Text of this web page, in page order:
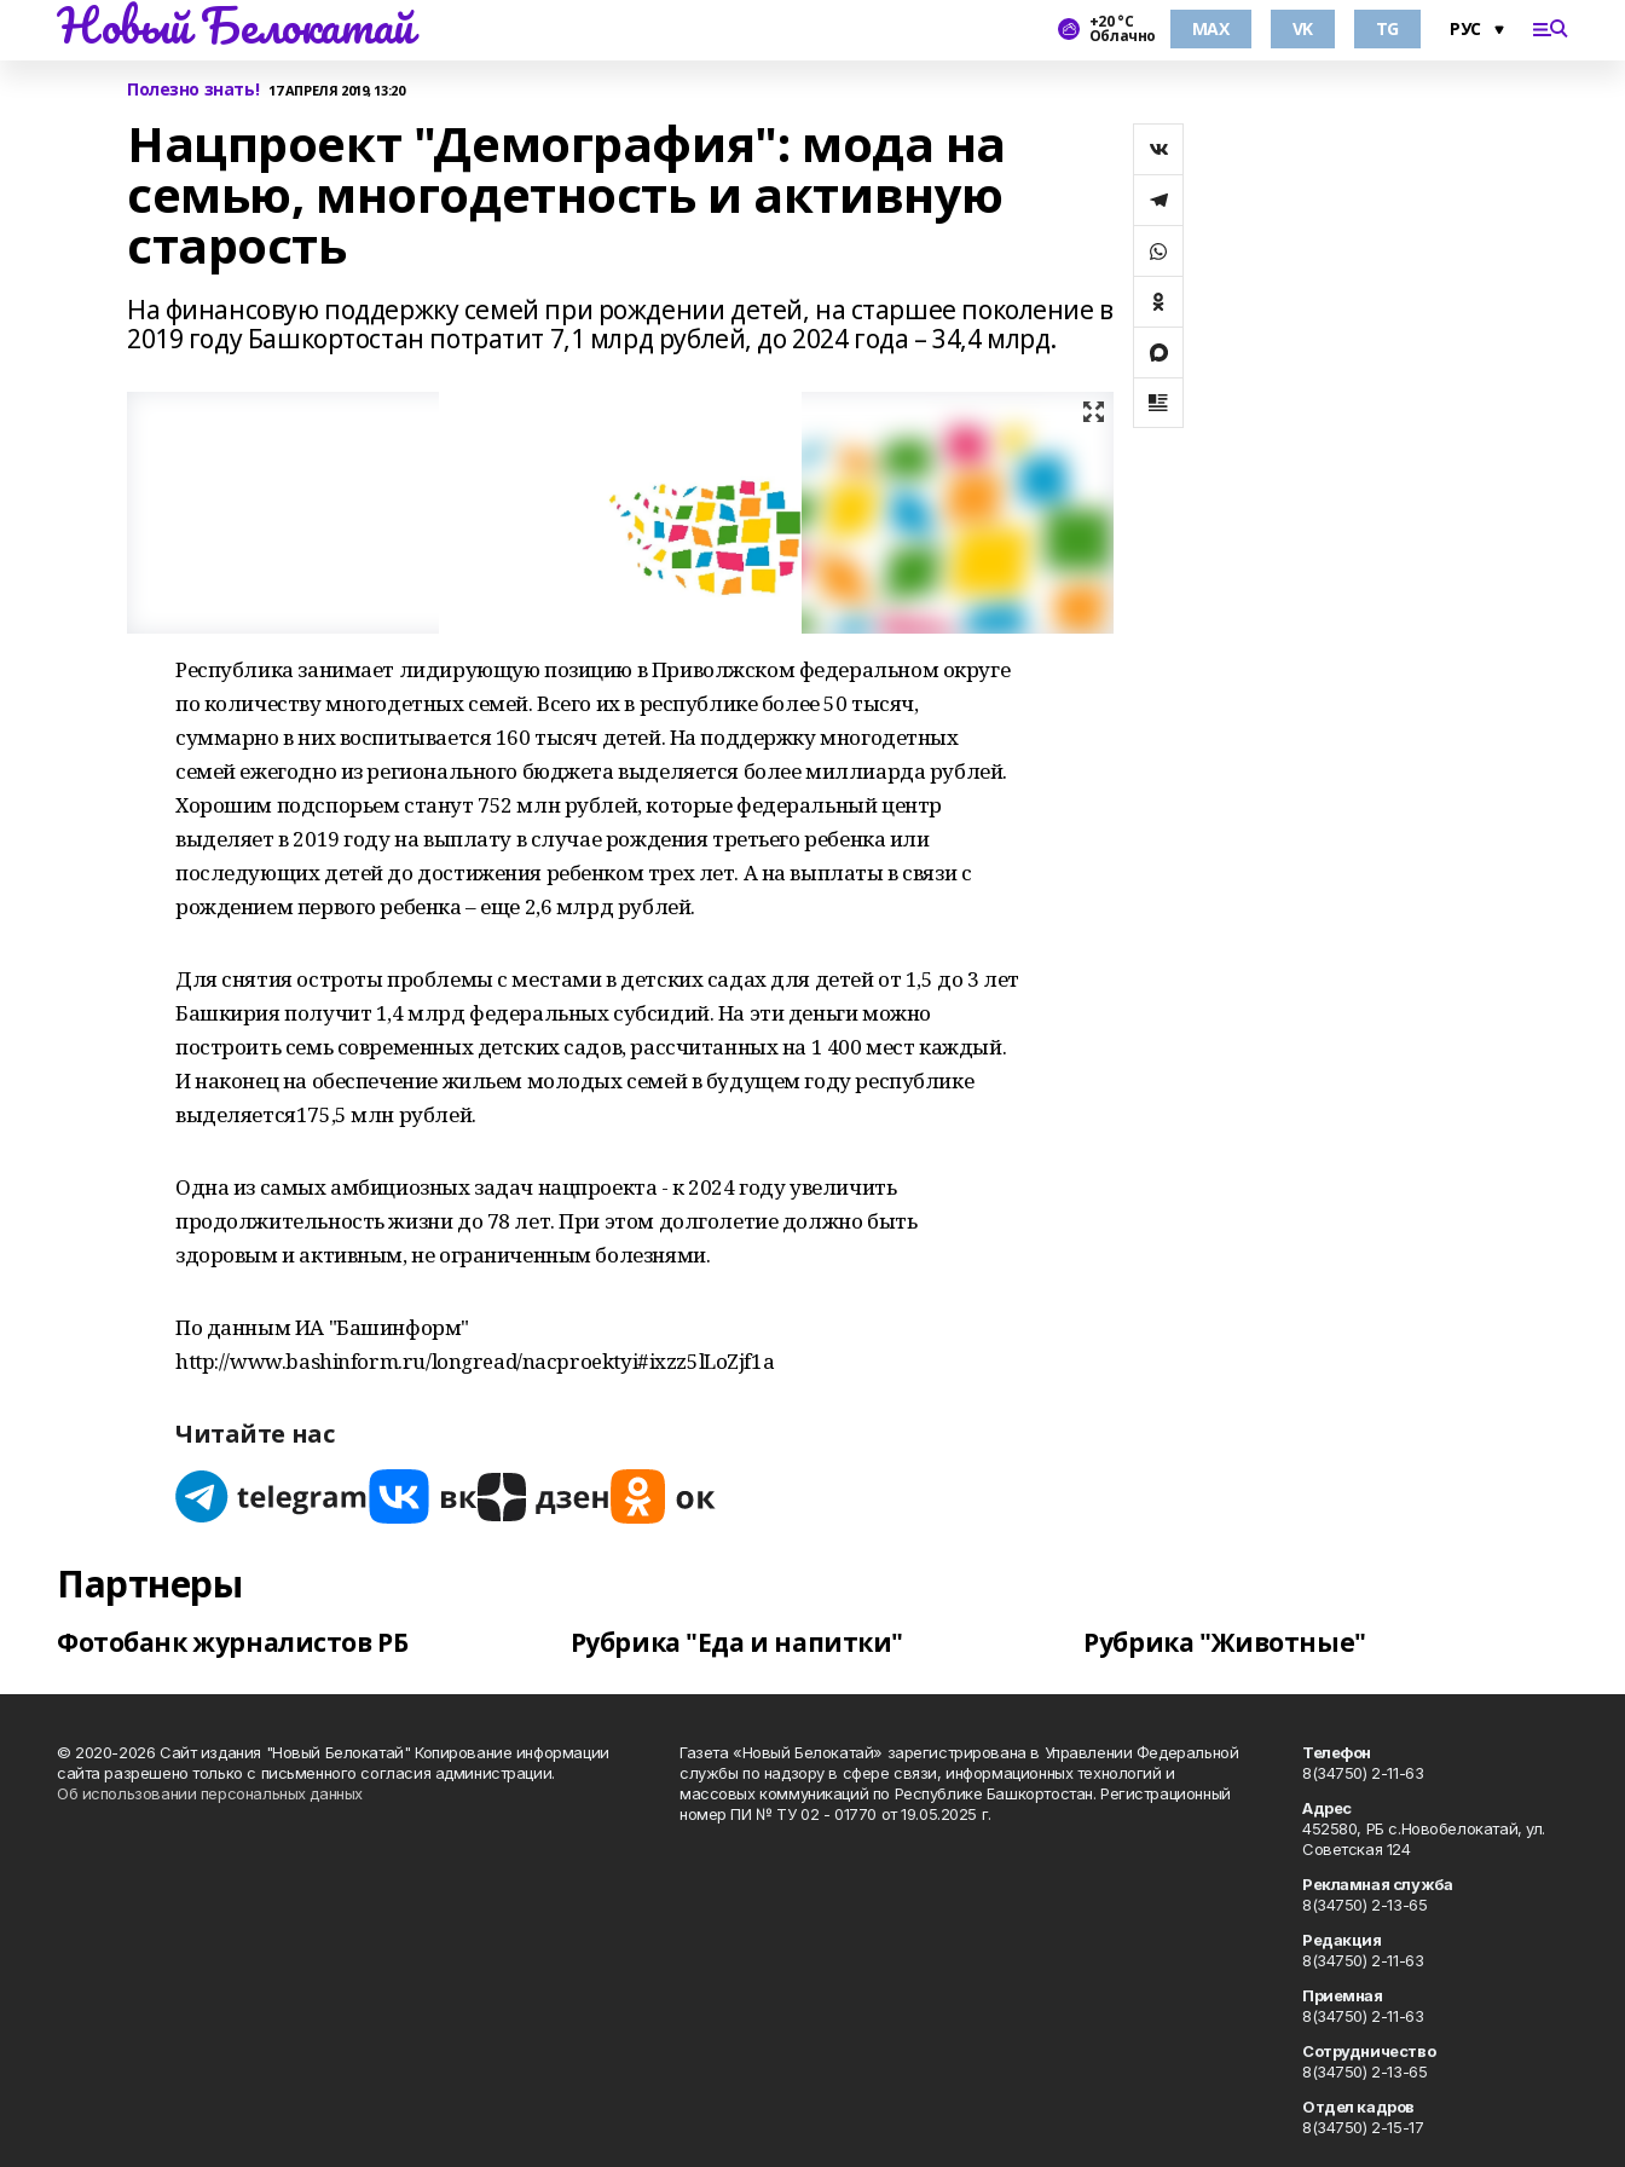
Новый Белокатай +20 °С
Облачно MAX VK TG
Полезно знать! 17 АПРЕЛЯ 2019, 13:20
Нацпроект "Демография": мода на
семью, многодетность и активную
старость
На финансовую поддержку семей при рождении детей, на старшее поколение в
2019 году Башкортостан потратит 7,1 млрд рублей, до 2024 года – 34,4 млрд.
Республика занимает лидирующую позицию в Приволжском федеральном округе
по количеству многодетных семей. Всего их в республике более 50 тысяч,
суммарно в них воспитывается 160 тысяч детей. На поддержку многодетных
семей ежегодно из регионального бюджета выделяется более миллиарда рублей.
Хорошим подспорьем станут 752 млн рублей, которые федеральный центр
выделяет в 2019 году на выплату в случае рождения третьего ребенка или
последующих детей до достижения ребенком трех лет. А на выплаты в связи с
рождением первого ребенка – еще 2,6 млрд рублей.
Для снятия остроты проблемы с местами в детских садах для детей от 1,5 до 3 лет
Башкирия получит 1,4 млрд федеральных субсидий. На эти деньги можно
построить семь современных детских садов, рассчитанных на 1 400 мест каждый.
И наконец на обеспечение жильем молодых семей в будущем году республике
выделяется175,5 млн рублей.
Одна из самых амбициозных задач нацпроекта - к 2024 году увеличить
продолжительность жизни до 78 лет. При этом долголетие должно быть
здоровым и активным, не ограниченным болезнями.
По данным ИА "Башинформ"
http://www.bashinform.ru/longread/nacproektyi#ixzz5lLoZjf1a
Читайте нас
Партнеры
Фотобанк журналистов РБ Рубрика "Еда и напитки" Рубрика "Животные"
© 2020-2026 Сайт издания "Новый Белокатай" Копирование информации
сайта разрешено только с письменного согласия администрации.
Об использовании персональных данных
Газета «Новый Белокатай» зарегистрирована в Управлении Федеральной
службы по надзору в сфере связи, информационных технологий и
массовых коммуникаций по Республике Башкортостан. Регистрационный
номер ПИ № ТУ 02 - 01770 от 19.05.2025 г.
Телефон
8(34750) 2-11-63
Адрес
452580, РБ с.Новобелокатай, ул.
Советская 124
Рекламная служба
8(34750) 2-13-65
Редакция
8(34750) 2-11-63
Приемная
8(34750) 2-11-63
Сотрудничество
8(34750) 2-13-65
Отдел кадров
8(34750) 2-15-17